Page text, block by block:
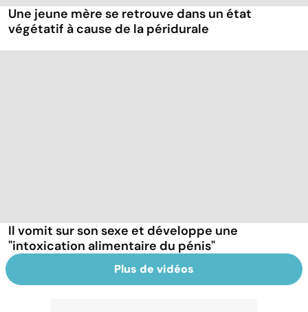
Une jeune mère se retrouve dans un état
végétatif à cause de la péridurale
Il vomit sur son sexe et développe une
"intoxication alimentaire du pénis"
Plus de vidéos